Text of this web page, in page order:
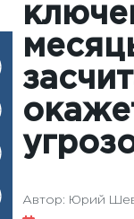
Автор: Юрий